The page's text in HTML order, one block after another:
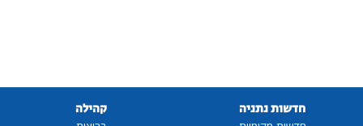
חדשות נתניה קהילה